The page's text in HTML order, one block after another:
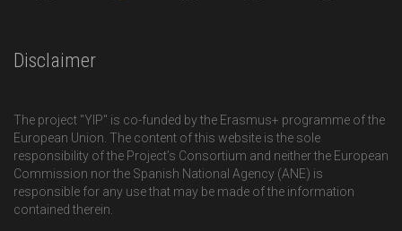
Disclaimer
The project "YIP" is co-funded by the Erasmus+ programme of the
European Union. The content of this website is the sole
responsibility of the Project’s Consortium and neither the European
Commission nor the Spanish National Agency (ANE) is
responsible for any use that may be made of the information
contained therein.